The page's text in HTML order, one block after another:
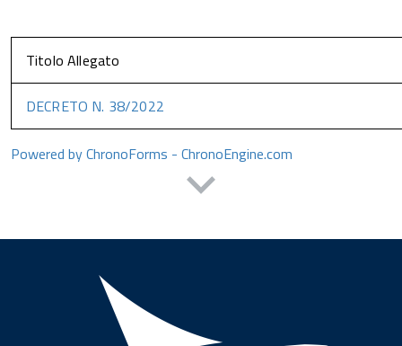
Titolo Allegato
DECRETO N. 38/2022
Powered by ChronoForms - ChronoEngine.com